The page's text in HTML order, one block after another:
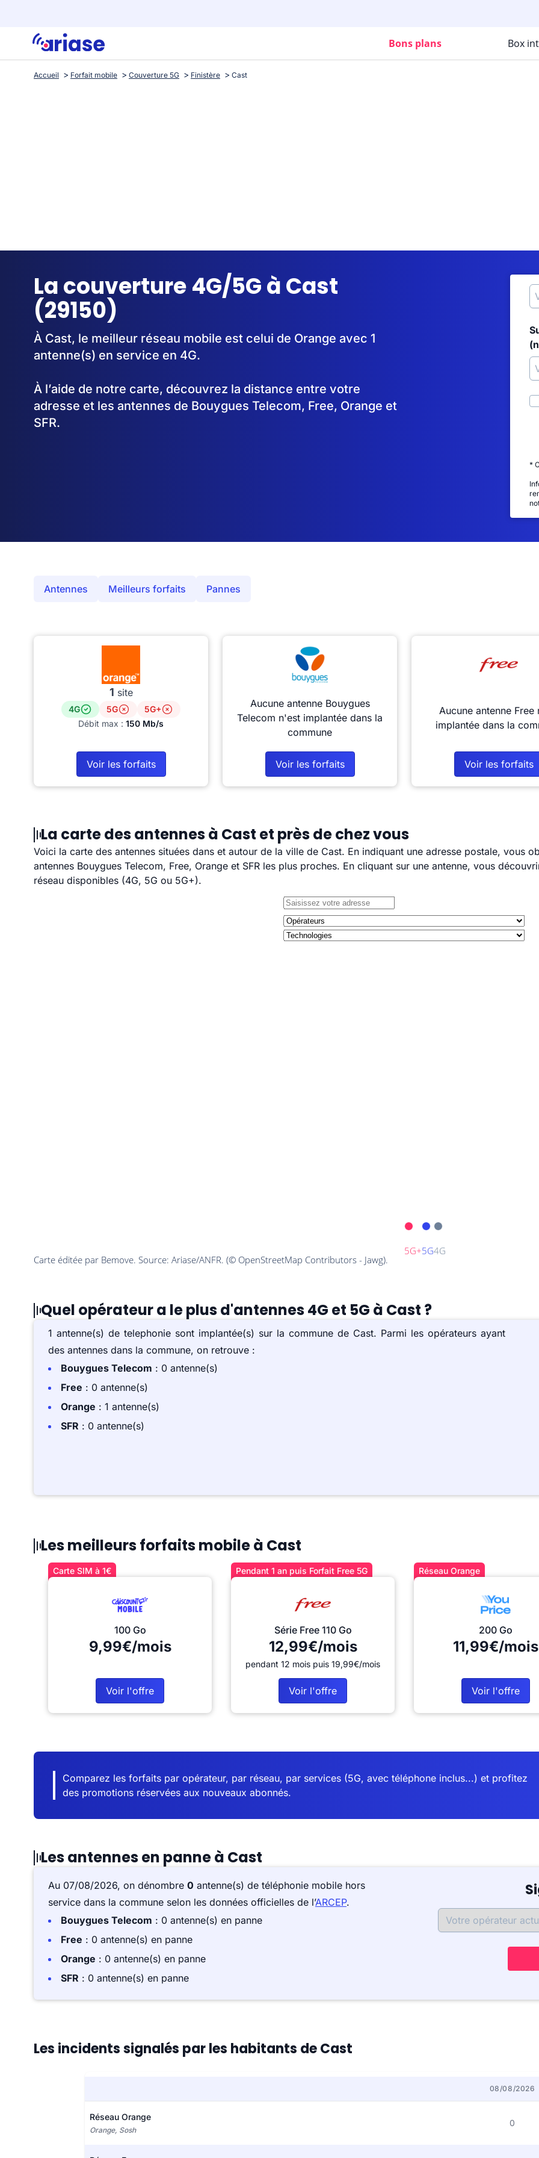
Bons plans Box
Accueil Forfait mobile Couverture 5G Finistère Cast
La couverture 4G/5G à Cast
(29150)
À Cast, le meilleur réseau mobile est celui de Orange avec 1
antenne(s) en service en 4G.
À l’aide de notre carte, découvrez la distance entre votre
adresse et les antennes de Bouygues Telecom, Free, Orange et
SFR.
*
Antennes Meilleurs forfaits Pannes
1 site
4G 5G
5G+
Débit max : 150 Mb/s
Voir les forfaits
Aucune antenne Bouygues
Telecom n'est implantée dans la
commune
Voir les forfaits
Aucune antenne Free
implantée dans la
Voir les forfaits
La carte des antennes à Cast et près de chez vous
Voici la carte des antennes situées dans et autour de la ville de Cast. En indiquant une adresse postale, vous
antennes Bouygues Telecom, Free, Orange et SFR les plus proches. En cliquant sur une antenne, vous
réseau disponibles (4G, 5G ou 5G+).
Quel opérateur a le plus d'antennes 4G et 5G à Cast ?
1 antenne(s) de telephonie sont implantée(s) sur la commune de Cast. Parmi les opérateurs ayant
des antennes dans la commune, on retrouve :
Bouygues Telecom : 0 antenne(s)
Free : 0 antenne(s)
Orange : 1 antenne(s)
SFR : 0 antenne(s)
Les meilleurs forfaits mobile à Cast
Carte SIM à 1€
100 Go
9,99€/mois
Voir l'offre
Pendant 1 an puis Forfait Free 5G
Série Free 110 Go
12,99€/mois
pendant 12 mois puis 19,99€/mois
Voir l'offre
Réseau Orange
200 Go
11,99€/mois
Voir l'offre
Comparez les forfaits par opérateur, par réseau, par services (5G, avec téléphone inclus...) et profitez
des promotions réservées aux nouveaux abonnés.
Les antennes en panne à Cast
Au 07/08/2026, on dénombre 0 antenne(s) de téléphonie mobile hors
service dans la commune selon les données officielles de l’ARCEP.
Bouygues Telecom : 0 antenne(s) en panne
Free : 0 antenne(s) en panne
Orange : 0 antenne(s) en panne
SFR : 0 antenne(s) en panne
Les incidents signalés par les habitants de Cast
08/08/2026
Réseau Orange
Orange, Sosh
0